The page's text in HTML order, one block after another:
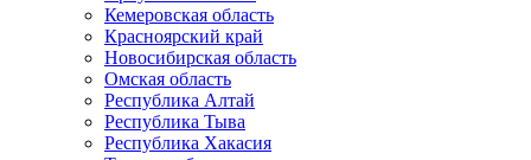
Кемеровская область
Красноярский край
Новосибирская область
Омская область
Республика Алтай
Республика Тыва
Республика Хакасия